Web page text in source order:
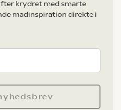
krydret med smarte
madinspiration direkte i